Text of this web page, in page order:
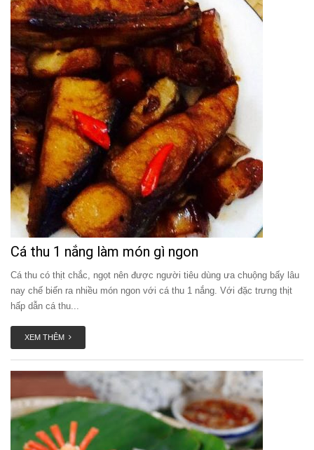
Cá thu 1 nắng làm món gì ngon
Cá thu có thịt chắc, ngọt nên được người tiêu dùng ưa chuộng bấy lâu
nay chế biến ra nhiều món ngon với cá thu 1 nắng. Với đặc trưng thịt
hấp dẫn cá thu...
XEM THÊM